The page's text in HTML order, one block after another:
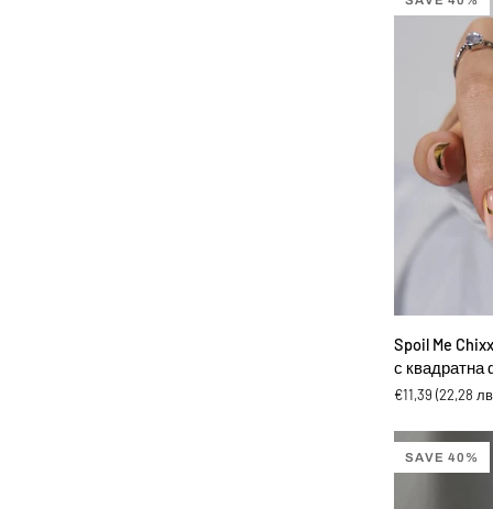
с
квадратна
Spoil
Me
Chixxie
-
Изкуствени
нокти
с
Spoil Me
с квадратна
€11,39 (22,28
SAVE 40%